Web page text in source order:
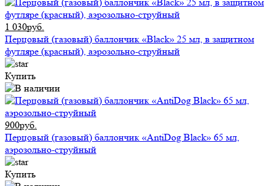
1 030руб.
Перцовый (газовый) баллончик «Black» 25 мл, в защитном
футляре (красный), аэрозольно-струйный
Купить
900руб.
Перцовый (газовый) баллончик «AntiDog Black» 65 мл,
аэрозольно-струйный
Купить